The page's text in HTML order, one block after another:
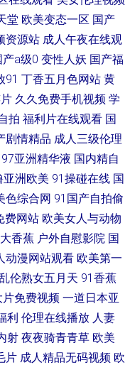
精品乱仑 福利AV电影 豆花
欧美 天天干ww 午夜福利
国产 韩日韩黄色 免费无码
无码 日韩视频1 色网57 性
洲免费黄色网址 成人论坛
产熟女肏屄视频 狠狠干无
国产 精品成人 蜜桃社福利
大神黑丝操逼 91免费网站
频 99色福利导航 国产第一
论午夜 精品福利局 老司机
堂 欧美变态一区 国产
资源站 成人午夜在线观
产a级0 变性人妖 国产福
91 丁香五月色网站 黄
久久免费手机视频 学
拍 福利片在线观看 国
剧情精品 成人三级伦理
97亚洲精华液 国内精自
亚洲欧美 91操碰在线 国
色综合网 91国产自拍偷
费网站 欧美女人与动物
香蕉 户外自慰影院 国
动漫网站观看 欧美第一
伦熟女五月天 91香蕉
片免费视频 一道日本亚
利 伦理在线播放 人妻
射 夜夜骑青青草 欧美
片 成人精品无码视频 欧